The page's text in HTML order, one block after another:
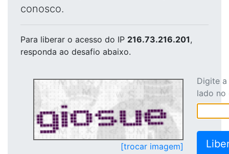
conosco.
Para liberar o acesso do IP 216.73.216.201,
responda ao desafio abaixo.
[trocar imagem]
Digite
lado no